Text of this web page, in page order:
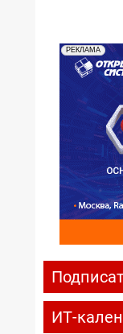
РЕКЛАМА
ИТ-